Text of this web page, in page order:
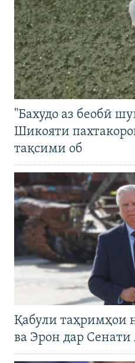
"Бахудо аз беобӣ
Шикояти
тақсими об
Қабули таҳримҳои
ва Эрон дар